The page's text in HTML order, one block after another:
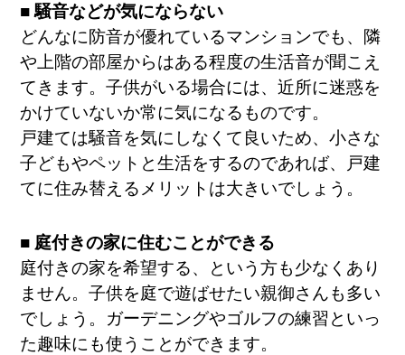
■ 騒音などが気にならない
どんなに防音が優れているマンションでも、隣
や上階の部屋からはある程度の生活音が聞こえ
てきます。子供がいる場合には、近所に迷惑を
かけていないか常に気になるものです。
戸建ては騒音を気にしなくて良いため、小さな
子どもやペットと生活をするのであれば、戸建
てに住み替えるメリットは大きいでしょう。
■ 庭付きの家に住むことができる
庭付きの家を希望する、という方も少なくあり
ません。子供を庭で遊ばせたい親御さんも多い
でしょう。ガーデニングやゴルフの練習といっ
た趣味にも使うことができます。